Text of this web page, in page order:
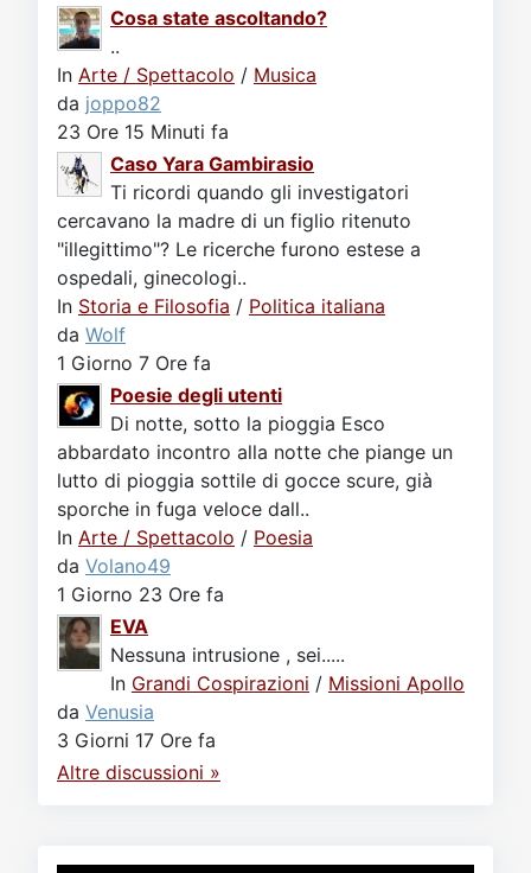
Cosa state ascoltando?
..
In Arte / Spettacolo / Musica
da joppo82
23 Ore 15 Minuti fa
Caso Yara Gambirasio
Ti ricordi quando gli investigatori
cercavano la madre di un figlio ritenuto
"illegittimo"? Le ricerche furono estese a
ospedali, ginecologi..
In Storia e Filosofia / Politica italiana
da Wolf
1 Giorno 7 Ore fa
Poesie degli utenti
Di notte, sotto la pioggia Esco
abbardato incontro alla notte che piange un
lutto di pioggia sottile di gocce scure, già
sporche in fuga veloce dall..
In Arte / Spettacolo / Poesia
da Volano49
1 Giorno 23 Ore fa
EVA
Nessuna intrusione , sei.....
In Grandi Cospirazioni / Missioni Apollo
da Venusia
3 Giorni 17 Ore fa
Altre discussioni »